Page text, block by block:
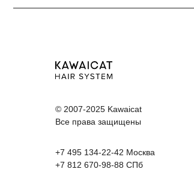
© 2007-2025 Kawaicat
Все права защищены
+7 495 134-22-42 Москва
+7 812 670-98-88 СПб